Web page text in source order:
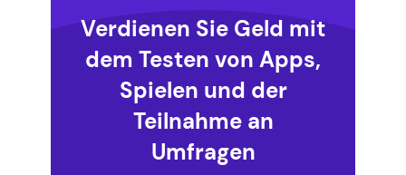
Verdienen Sie Geld mit
dem Testen von Apps,
Spielen und der
Teilnahme an
Umfragen